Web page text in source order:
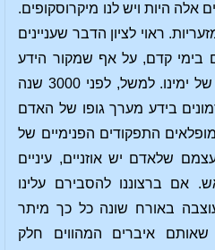
אלה היות ויש לנו מיקרוסקופים.
ראוי לציון הדבר שעניינים
בימי קדם, על אף שמקור הידע
שלהם היה שונה לגמרי מזה של ימינו. למשל, לפני 3000 שנה
בידע מערך גופו של האדם
התפקודים הפנימיים של
שלאדם יש אוזניים, עיניים
אם ברצוננו להסבירם עלינו
באורח שונה כל כך מיתר
שאותם איברים המהווים חלק